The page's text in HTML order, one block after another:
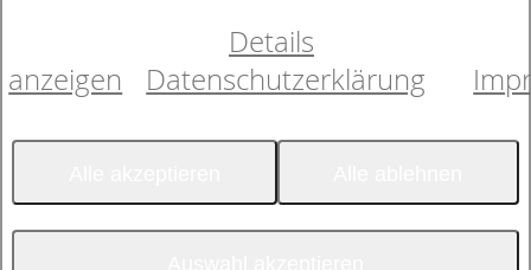
Details
anzeigen
Datenschutzerklärung